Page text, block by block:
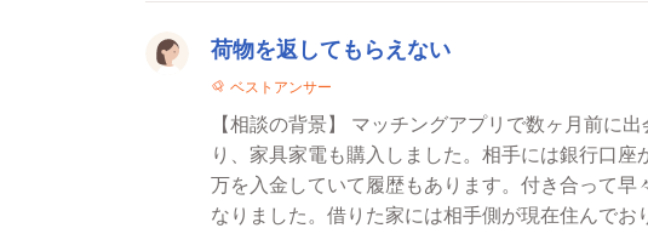
荷物を返してもらえない
ベストアンサー
【相談の背景】 マッチングアプリで数ヶ月前に
り、家具家電も購入しました。相手には銀行口
万を入金していて履歴もあります。付き合って
なりました。借りた家には相手側が現在住んで